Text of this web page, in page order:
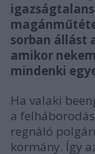
sorban állást
amikor
mindenki
Ha valaki
a
regnáló
kormány. Így